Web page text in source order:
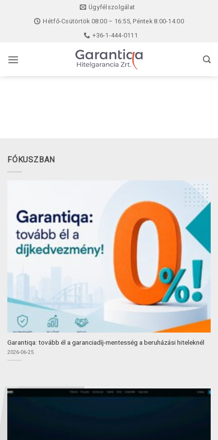
Ügyfélszolgálat
Hétfő-Csütörtök 08:00 – 16:55, Péntek 8:00-14:00
+36-1-444-0111
FÓKUSZBAN
Garantiqa: tovább él a garanciadíj-mentesség a beruházási hiteleknél
2026-06-25